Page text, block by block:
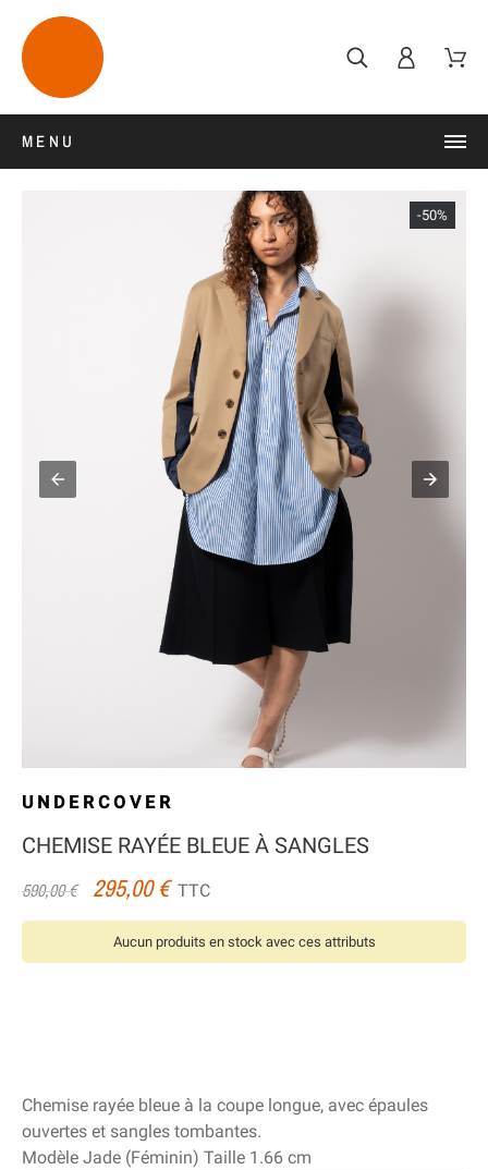
MENU
-50%
UNDERCOVER
CHEMISE RAYÉE BLEUE À SANGLES
590,00 € 295,00 €TTC
Aucun produits en stock avec ces attributs
Chemise rayée bleue à la coupe longue, avec épaules
ouvertes et sangles tombantes.
Modèle Jade (Féminin) Taille 1.66 cm